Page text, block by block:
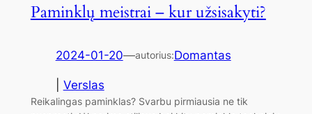
Paminklų meistrai – kur užsisakyti?
2024-01-20—autorius:Domantas
Verslas
Reikalingas paminklas? Svarbu pirmiausia ne tik